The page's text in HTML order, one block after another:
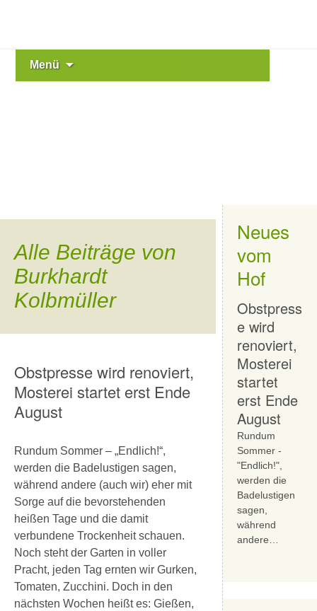
KulturNaturHof Bechstedt
Kulturelle und naturbezogene Bildungsangebote für
Menü
Alle Beiträge von
Burkhardt
Kolbmüller
Obstpresse wird renoviert,
Mosterei startet erst Ende
August
Rundum Sommer – „Endlich!“,
werden die Badelustigen sagen,
während andere (auch wir) eher mit
Sorge auf die bevorstehenden
heißen Tage und die damit
verbundene Trockenheit schauen.
Noch steht der Garten in voller
Pracht, jeden Tag ernten wir Gurken,
Tomaten, Zucchini. Doch in den
nächsten Wochen heißt es: Gießen,
Neues
vom
Hof
Obstpress
e wird
renoviert,
Mosterei
startet
erst Ende
August
Rundum
Sommer -
"Endlich!",
werden die
Badelustigen
sagen,
während
andere…